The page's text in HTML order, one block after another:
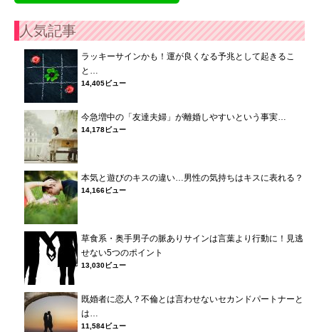
人気記事
ラッキーサインかも！運が良くなる予兆として起きるこ
と…
14,405ビュー
今急増中の「友達夫婦」が離婚しやすいという事実…
14,178ビュー
本気と遊びのキスの違い…男性の気持ちはキスに表れる？
14,166ビュー
草食系・奥手男子の脈ありサインは言葉より行動に！見逃
せない5つのポイント
13,030ビュー
既婚者に恋人？不倫とは言わせないセカンドパートナーと
は…
11,584ビュー